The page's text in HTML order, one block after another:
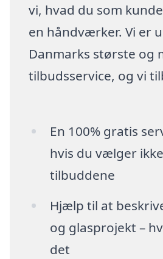
vi, hvad du som
en håndværker. Vi er
Danmarks største og
tilbudsservice, og vi
En 100% gratis
hvis du vælger
tilbuddene
Hjælp til at
og glasprojekt –
det